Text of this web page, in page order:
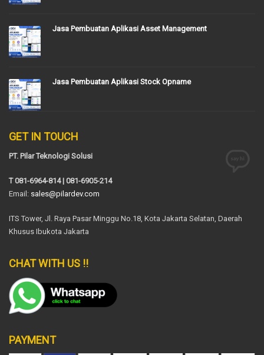
Jasa Pembuatan Aplikasi Asset Management
Jasa Pembuatan Aplikasi Stock Opname
GET IN TOUCH
PT. Pilar Teknologi Solusi
T 081-6964-814 | 081-6905-214
Email: sales@pilardev.com
ITS Tower, Jl. Raya Pasar Minggu No.18, Kota Jakarta Selatan, Daerah
Khusus Ibukota Jakarta
CHAT WITH US !!
PAYMENT